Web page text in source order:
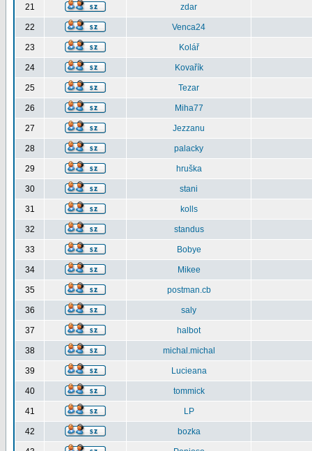
21 zdar
22 Venca24
23 Kolář
24 Kovařík
25 Tezar
26 Miha77
27 Jezzanu
28 palacky
29 hruška
30 stani
31 kolls
32 standus
33 Bobye
34 Mikee
35 postman.cb
36 saly
37 halbot
38 michal.michal
39 Lucieana
40 tommick
41 LP
42 bozka